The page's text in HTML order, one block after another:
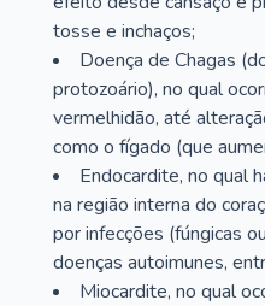
tosse e inchaços;
Doença de Chagas
protozoário), no qual
vermelhidão, até
como o fígado (que
Endocardite, no qual
na região interna do
por infecções (fúngicas
doenças autoimunes,
Miocardite, no qual